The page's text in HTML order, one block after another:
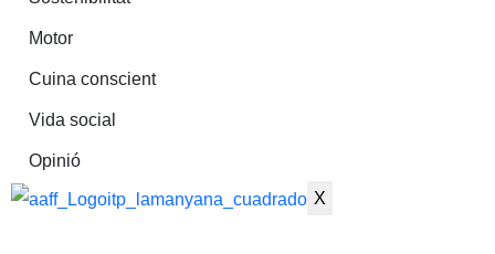
Motor
Cuina conscient
Vida social
Opinió
X